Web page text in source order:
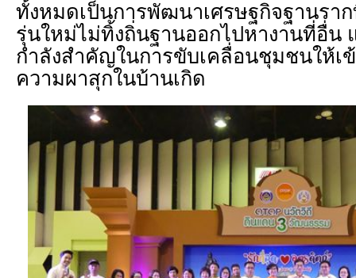
ทั้งหมดเป็นการพัฒนาเศรษฐกิจฐานรา
รุ่นใหม่ไม่ทิ้งถิ่นฐานออกไปหางานที่อื่น
กำลังสำคัญในการขับเคลื่อนชุมชนให้เ
ความผาสุกในบ้านเกิด